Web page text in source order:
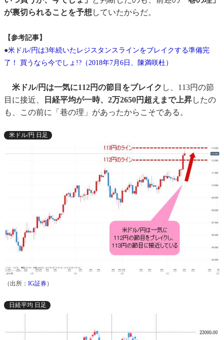
が裏切られることを予想 していたからだ。
【参考記事】
●米ドル/円は3年続いたレジスタンスラインをブレイクする準備完
了！ 買うなら今でしょ!?（2018年7月6日、陳満咲杜）
米ドル/円は一気に112円の節目をブレイク し、113円の節
目に接近、
日経平均が一時、2万2650円超えまで上昇したの
も、この前に「巷の理」があったからこそである。
米ドル/円 日足
（出所： IG証券）
日経平均 日足